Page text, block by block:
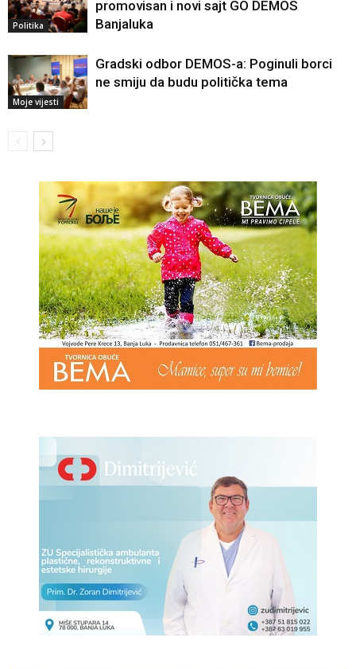
Politika
promovisan i novi sajt GO DEMOS
Banjaluka
Moje vijesti
Gradski odbor DEMOS-a: Poginuli borci
ne smiju da budu politička tema